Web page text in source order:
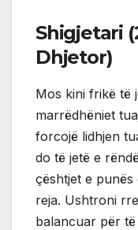
Shigjetari
Dhjetor)
Mos kini frikë të
marrëdhëniet
forcojë lidhjen
do të jetë e
çështjet e
reja. Ushtroni
balancuar për